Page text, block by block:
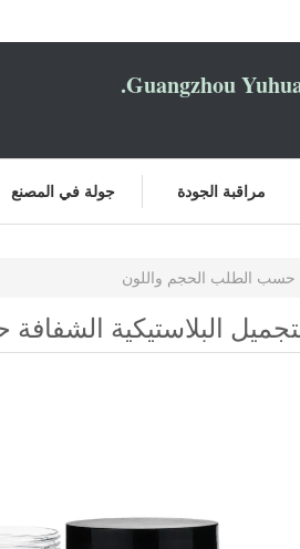
Guangzhou
جولة في المصنع مراقبة الجودة